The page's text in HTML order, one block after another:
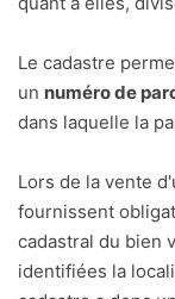
Le cadastre
un numéro de
dans laquelle la
Lors de la vente
fournissent
cadastral du bien
identifiées la